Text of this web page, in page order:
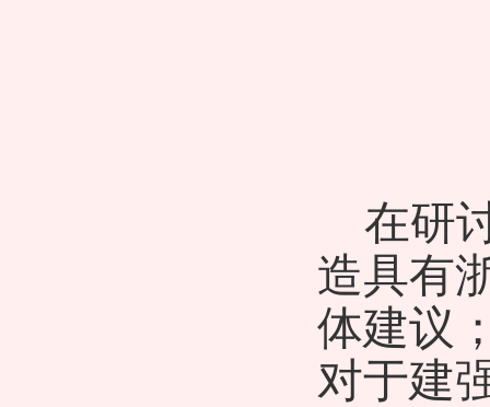
在研
造具有
体建议
对于建